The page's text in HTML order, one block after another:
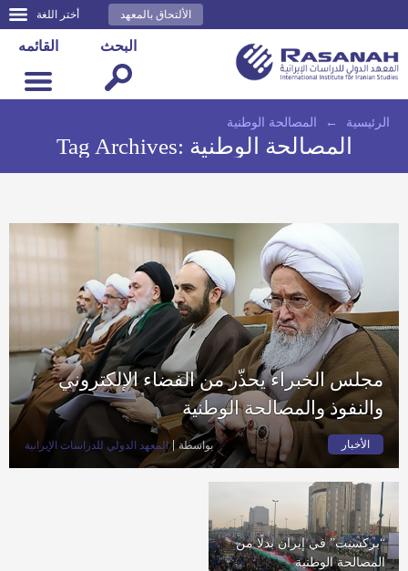
أختر اللغة الألتحاق بالمعهد
القائمه البحث
الرئيسية ← المصالحة الوطنية
Tag Archives: المصالحة الوطنية
مجلس الخبراء يحذّر من الفضاء الإلكتروني
والنفوذ والمصالحة الوطنية
الأخبار بواسطة المعهد الدولي للدراسات الإيرانية
“بركسيت” في إيران بدلًا من
المصالحة الوطنية